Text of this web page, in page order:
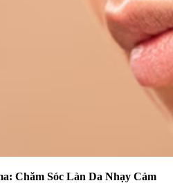
Chăm Sóc Làn Da Nhạy Cảm